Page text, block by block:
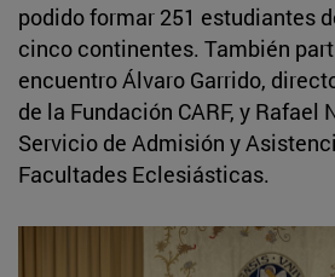
podido formar 251 estudiantes
cinco continentes. También
encuentro Álvaro Garrido,
de la Fundación CARF, y Rafael
Servicio de Admisión y
Facultades Eclesiásticas.